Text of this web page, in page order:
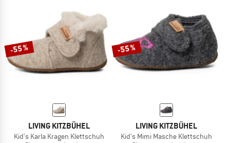
-55 %
LIVING KITZBÜHEL
Kid's Karla Kragen Klettschuh
-55 %
LIVING KITZBÜHEL
Kid's Mimi Masche Klettschuh